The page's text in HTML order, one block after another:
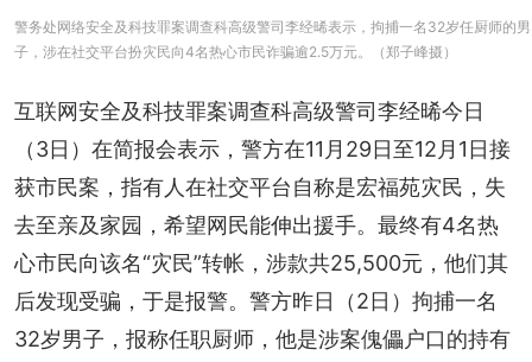
警务处网络安全及科技罪案调查科高级警司李经晞表示，拘捕一名32岁任厨师的男
子，涉在社交平台扮灾民向4名热心市民诈骗逾2.5万元。（郑子峰摄）
互联网安全及科技罪案调查科高级警司李经晞今日
（3日）在简报会表示，警方在11月29日至12月1日接
获市民案，指有人在社交平台自称是宏福苑灾民，失
去至亲及家园，希望网民能伸出援手。最终有4名热
心市民向该名“灾民”转帐，涉款共25,500元，他们其
后发现受骗，于是报警。警方昨日（2日）拘捕一名
32岁男子，报称任职厨师，他是涉案傀儡户口的持有